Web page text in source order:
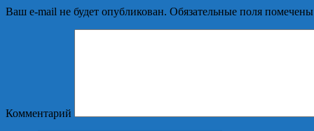
Ваш e-mail не будет опубликован. Обязательные поля
Комментарий